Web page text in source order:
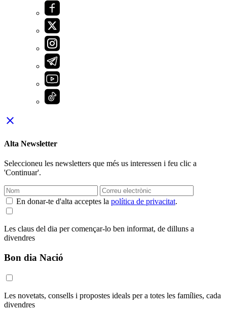
close
Alta Newsletter
Seleccioneu les newsletters que més us interessen i feu clic a
'Continuar'.
En donar-te d'alta acceptes la política de privacitat.
Les claus del dia per començar-lo ben informat, de dilluns a
divendres
Bon dia Nació
Les novetats, consells i propostes ideals per a totes les famílies, cada
divendres